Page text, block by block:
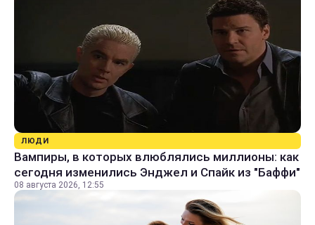
ЛЮДИ
Вампиры, в которых влюблялись миллионы: как
сегодня изменились Энджел и Спайк из "Баффи"
08 августа 2026, 12:55